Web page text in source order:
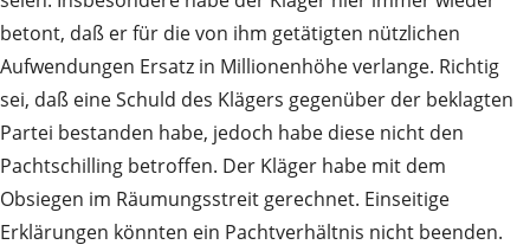
betont, daß er für die von ihm getätigten nützlichen
Aufwendungen Ersatz in Millionenhöhe verlange. Richtig
sei, daß eine Schuld des Klägers gegenüber der beklagten
Partei bestanden habe, jedoch habe diese nicht den
Pachtschilling betroffen. Der Kläger habe mit dem
Obsiegen im Räumungsstreit gerechnet. Einseitige
Erklärungen könnten ein Pachtverhältnis nicht beenden.